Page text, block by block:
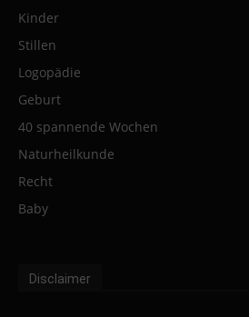
Kinder
Stillen
Logopädie
Geburt
40 spannende Wochen
Naturheilkunde
Recht
Baby
Disclaimer